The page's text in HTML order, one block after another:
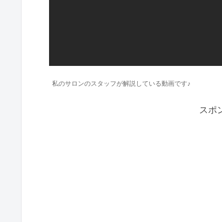
私のサロンのスタッフが解説している動画です♪
スポ